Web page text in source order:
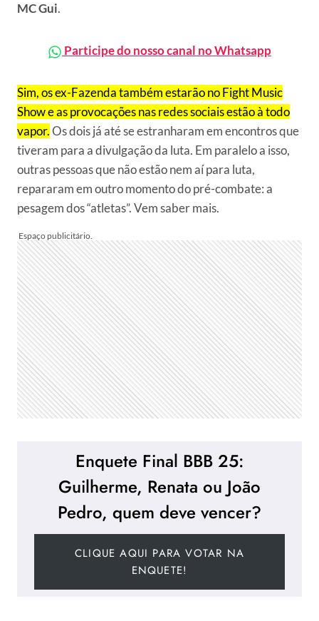
MC Gui.
Participe do nosso canal no Whatsapp
Sim, os ex-Fazenda também estarão no Fight Music
Show e as provocações nas redes sociais estão à todo
vapor.Os dois já até se estranharam em encontros que
tiveram para a divulgação da luta. Em paralelo a isso,
outras pessoas que não estão nem aí para luta,
repararam em outro momento do pré-combate: a
pesagem dos “atletas”. Vem saber mais.
Enquete Final BBB 25:
Guilherme, Renata ou João
Pedro, quem deve vencer?
CLIQUE AQUI PARA VOTAR NA
ENQUETE!